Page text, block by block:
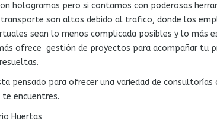
hologramas pero si contamos con poderosas
son altos debido al trafico, donde los
sean lo menos complicada posibles y lo
ofrece gestión de proyectos para acompañar tu
pensado para ofrecer una variedad de
encuentres.
Huertas